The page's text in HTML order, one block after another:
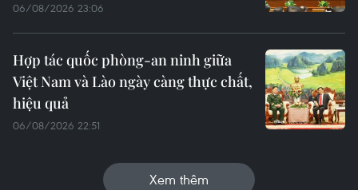
06/08/2026 23:06
Hợp tác quốc phòng-an ninh giữa
Việt Nam và Lào ngày càng thực chất,
hiệu quả
06/08/2026 22:51
Xem thêm